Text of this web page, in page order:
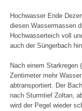
Hochwasser Ende
diesen Wassermassen
Hochwasserteich voll
auch der Süngerbach
Nach einem Starkregen
Zentimeter mehr
abtransportiert. Der
nach Sturmtief Zoltan,
wird der Pegel wieder